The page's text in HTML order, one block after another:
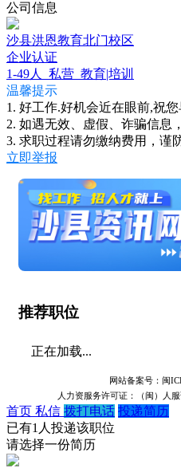
公司信息
沙县洪恩教育北门校区
企业认证
1-49人
私营 教育|培训
温馨提示
1. 好工作.好机会近在眼前,祝
2. 如遇无效、虚假、诈骗信息
3. 求职过程请勿缴纳费用，谨
立即举报
推荐职位
正在加载...
网站备案号：闽
人力资服务许可证：（闽）人
首页 私信 拨打电话 投递简历
已有1人投递该职位
请选择一份简历